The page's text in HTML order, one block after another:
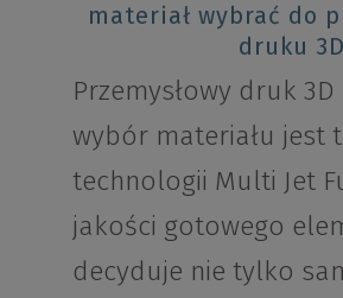
materiał wybrać do
druku
Przemysłowy druk
wybór materiału jest
technologii Multi Jet
jakości gotowego
decyduje nie tylko